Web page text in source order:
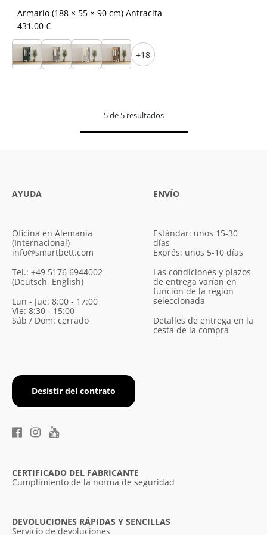
Armario (188 × 55 × 90 cm) Antracita
431.00 €
+18
5 de 5 resultados
AYUDA
Oficina en Alemania
(Internacional)
info@smartbett.com
Tel.: +49 5176 6944002
(Deutsch, English)
Lun - Jue: 8:00 - 17:00
Vie: 8:30 - 15:00
Sáb / Dom: cerrado
Desistir del contrato
ENVÍO
Estándar: unos 15-30
días
Exprés: unos 5-10 días
Las condiciones y plazos
de entrega varían en
función de la región
seleccionada
Detalles de entrega en la
cesta de la compra
CERTIFICADO DEL FABRICANTE
Cumplimiento de la norma de seguridad
DEVOLUCIONES RÁPIDAS Y SENCILLAS
Servicio de devoluciones